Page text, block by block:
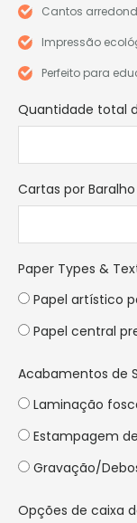
Cantos
Impressão
Perfeito para
Quantidade total
Cartas por Baralho
Paper Types &
Papel artístico
Papel central
Acabamentos de
Laminação
Estampagem
Gravação/
Opções de caixa